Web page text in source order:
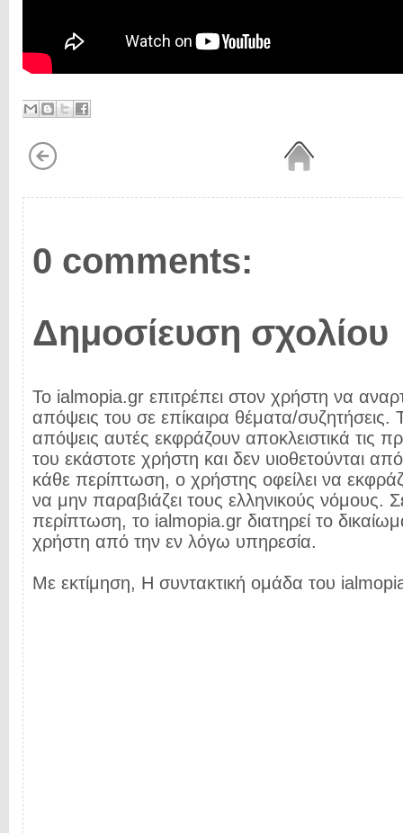
0 comments:
Δημοσίευση σχολίου
Το ialmopia.gr επιτρέπει στον χρήστη να
απόψεις του σε επίκαιρα θέματα/συζητήσεις.
απόψεις αυτές εκφράζουν αποκλειστικά τις
του εκάστοτε χρήστη και δεν υιοθετούνται
κάθε περίπτωση, ο χρήστης οφείλει να
να μην παραβιάζει τους ελληνικούς νόμους.
περίπτωση, το ialmopia.gr διατηρεί το
χρήστη από την εν λόγω υπηρεσία.
Με εκτίμηση, Η συντακτική ομάδα του